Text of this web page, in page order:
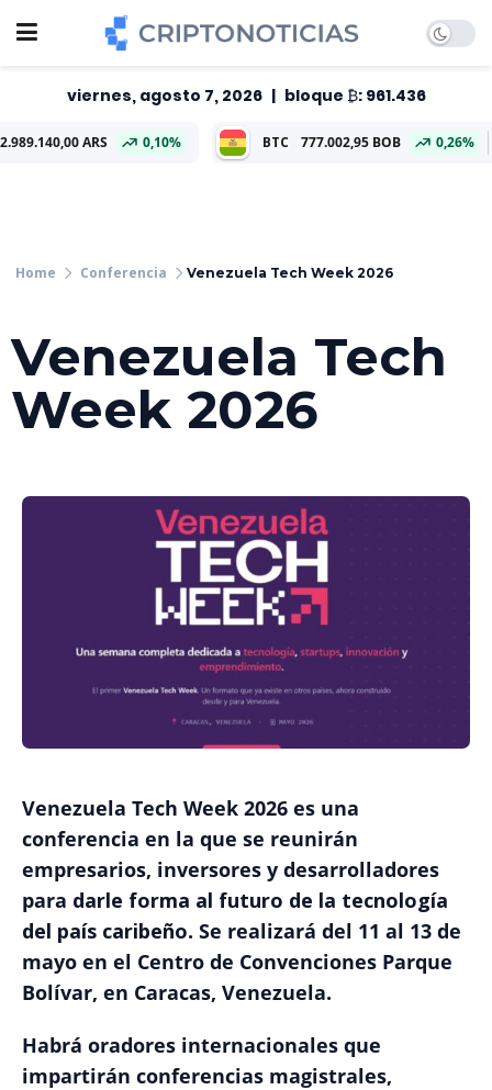
viernes, agosto 7, 2026 | bloque ₿: 961.436
ARS 0,10% 777.002,95 BOB 0,26% ETH
Conferencia Venezuela Tech Week 2026
Venezuela Tech
Week 2026
Venezuela Tech Week 2026 es una
conferencia en la que se reunirán
empresarios, inversores y desarrolladores
para darle forma al futuro de la tecnología
del país caribeño. Se realizará del 11 al 13 de
mayo en el Centro de Convenciones Parque
Bolívar, en Caracas, Venezuela.
Habrá oradores internacionales que
impartirán conferencias magistrales,